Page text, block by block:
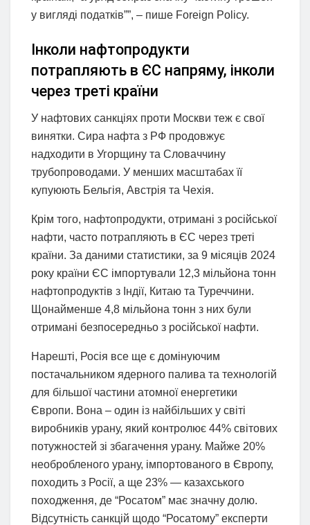
у вигляді податків””, – пише Foreign Policy.
Інколи нафтопродукти
потрапляють в ЄС напряму, інколи
через треті країни
У нафтових санкціях проти Москви теж є свої
винятки. Сира нафта з РФ продовжує
надходити в Угорщину та Словаччину
трубопроводами. У менших масштабах її
купуюють Бельгія, Австрія та Чехія.
Крім того, нафтопродукти, отримані з російської
нафти, часто потрапляють в ЄС через треті
країни. За даними статистики, за 9 місяців 2024
року країни ЄС імпортували 12,3 мільйона тонн
нафтопродуктів з Індії, Китаю та Туреччини.
Щонайменше 4,8 мільйона тонн з них були
отримані безпосередньо з російської нафти.
Нарешті, Росія все ще є домінуючим
постачальником ядерного палива та технологій
для більшої частини атомної енергетики
Європи. Вона – один із найбільших у світі
виробників урану, який контролює 44% світових
потужностей зі збагачення урану. Майже 20%
необробленого урану, імпортованого в Європу,
походить з Росії, а ще 23% — казахського
походження, де “Росатом” має значну долю.
Відсутність санкцій щодо “Росатому” експерти